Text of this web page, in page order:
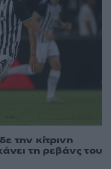
την κίτρινη
τη ρεβάνς του